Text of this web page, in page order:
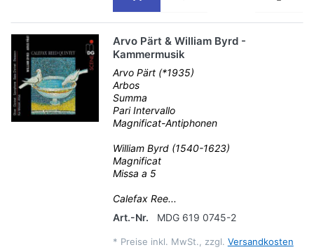
Arvo Pärt & William Byrd -
Kammermusik
Arvo Pärt (*1935)
Arbos
Summa
Pari Intervallo
Magnificat-Antiphonen
William Byrd (1540-1623)
Magnificat
Missa a 5
Calefax Ree...
Art.-Nr.
MDG 619 0745-2
* Preise inkl. MwSt., zzgl. Versandkosten